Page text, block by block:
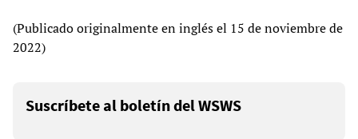
(Publicado originalmente en inglés el 15 de noviembre de
2022)
Suscríbete al boletín del WSWS